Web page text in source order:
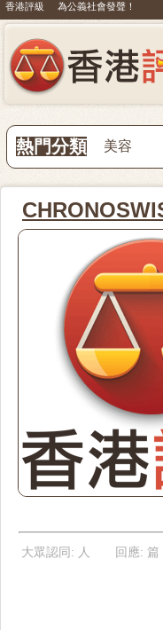
香港評級 為公義社會發聲！
熱門分類 美容
大眾認同: 人 回應: